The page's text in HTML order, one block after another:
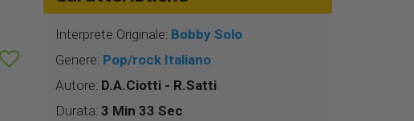
Interprete Originale: Bobby Solo
Genere: Pop/rock Italiano
Autore: D.A.Ciotti - R.Satti
Durata: 3 Min 33 Sec